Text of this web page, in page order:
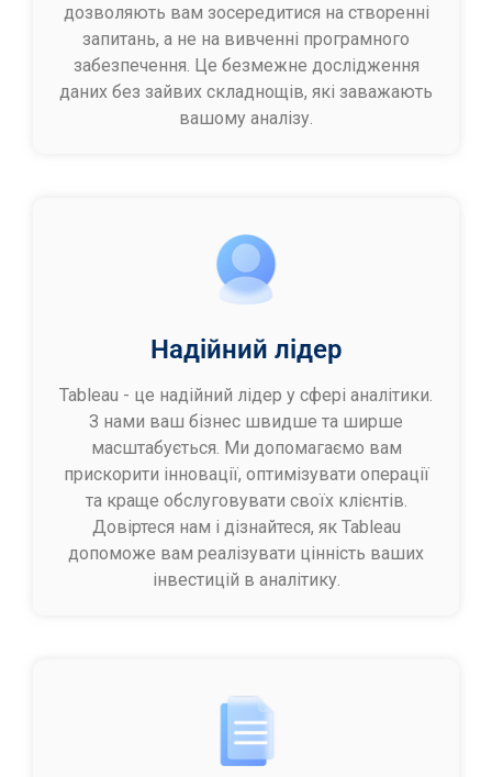
дозволяють вам зосередитися на створенні
запитань, а не на вивченні програмного
забезпечення. Це безмежне дослідження
даних без зайвих складнощів, які заважають
вашому аналізу.
Надійний лідер
Tableau - це надійний лідер у сфері аналітики.
З нами ваш бізнес швидше та ширше
масштабується. Ми допомагаємо вам
прискорити інновації, оптимізувати операції
та краще обслуговувати своїх клієнтів.
Довіртеся нам і дізнайтеся, як Tableau
допоможе вам реалізувати цінність ваших
інвестицій в аналітику.